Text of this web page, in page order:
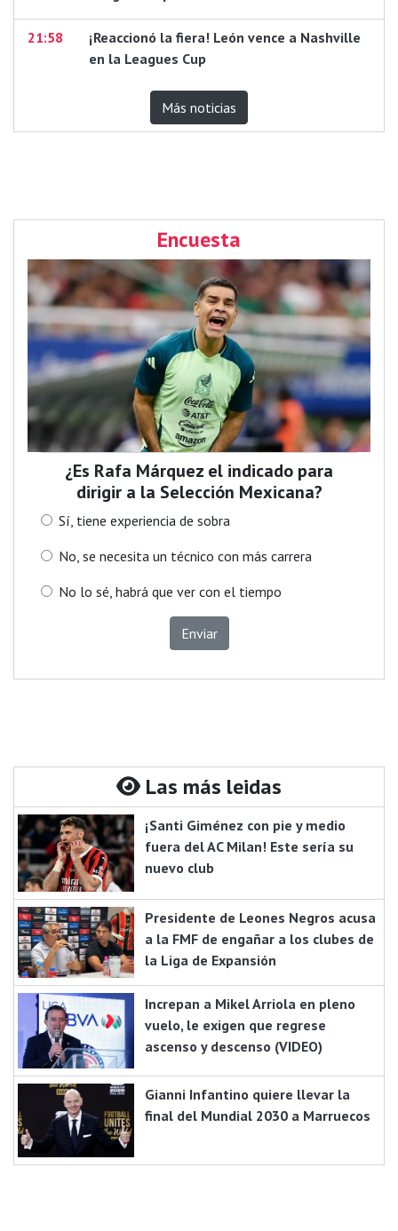
21:58
¡Reaccionó la fiera! León vence a Nashville
en la Leagues Cup
Más noticias
Encuesta
¿Es Rafa Márquez el indicado para
dirigir a la Selección Mexicana?
Sí, tiene experiencia de sobra
No, se necesita un técnico con más carrera
No lo sé, habrá que ver con el tiempo
Enviar
Las más leidas
¡Santi Giménez con pie y medio
fuera del AC Milan! Este sería su
nuevo club
Presidente de Leones Negros acusa
a la FMF de engañar a los clubes de
la Liga de Expansión
Increpan a Mikel Arriola en pleno
vuelo, le exigen que regrese
ascenso y descenso (VIDEO)
Gianni Infantino quiere llevar la
final del Mundial 2030 a Marruecos